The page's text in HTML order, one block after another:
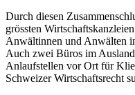
Durch diesen
grössten
Anwältinnen und Anwälten
Auch zwei Büros im
Anlaufstellen vor Ort für
Schweizer Wirtschaftsrecht